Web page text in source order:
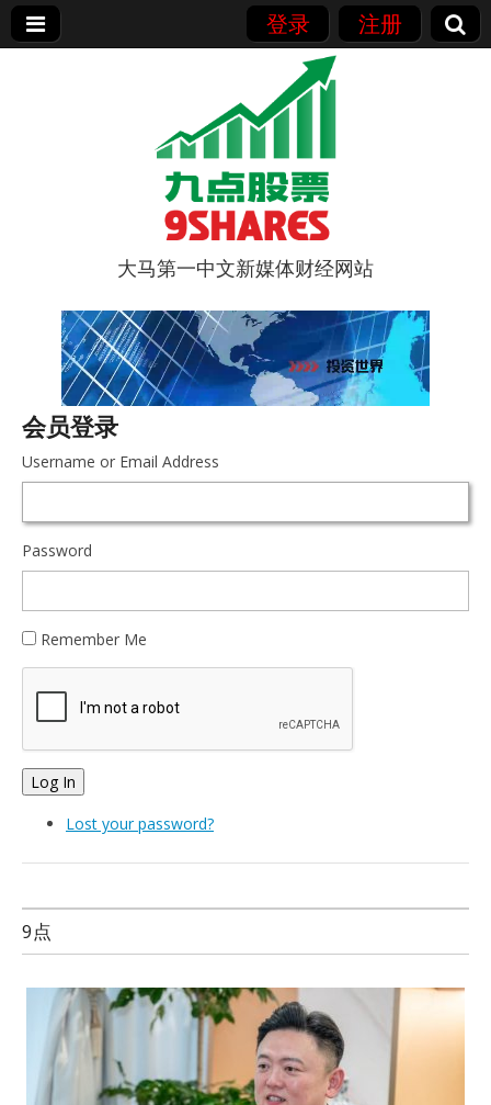
登录 注册
9点股票
大马第一中文新媒体财经网站
会员登录
Username or Email Address
Password
Remember Me
Log In
Lost your password?
9点